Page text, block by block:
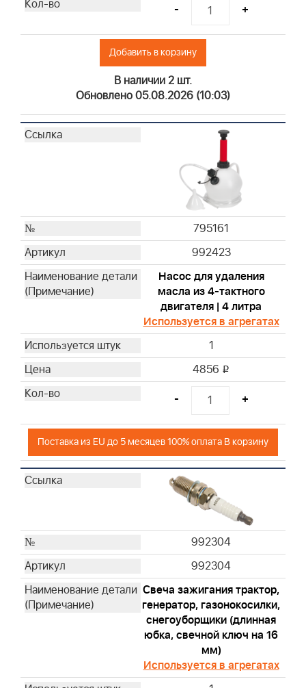
19070
19340
19480
19620
19461
19545
19607
19266
19063
19057
19442
94150
19258
19353
19487
19468
CE5121
- +
Добавить в корзину
В наличии 2 шт.
Обновлено 05.08.2026 (10:03)
795161
992423
Насос для удаления
масла из 4-тактного
двигателя | 4 литра
Используется в агрегатах
1
4856 i
- +
Поставка из EU до 5 месяцев 100% оплата В корзину
992304
992304
Свеча зажигания трактор,
генератор, газонокосилки,
снегоуборщики (длинная
юбка, свечной ключ на 16
мм)
Используется в агрегатах